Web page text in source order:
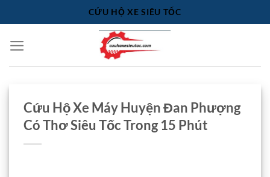
qua
dung
CỨU HỘ XE SIÊU TỐC
Cứu Hộ Xe Máy Huyện Đan Phượng
Có Thơ Siêu Tốc Trong 15 Phút